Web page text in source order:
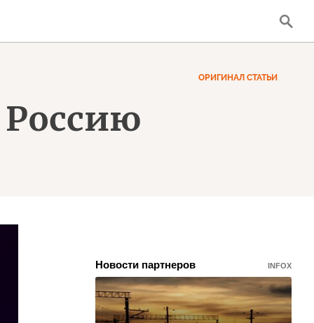
ОРИГИНАЛ СТАТЬИ
Россию
Новости партнеров INFOX